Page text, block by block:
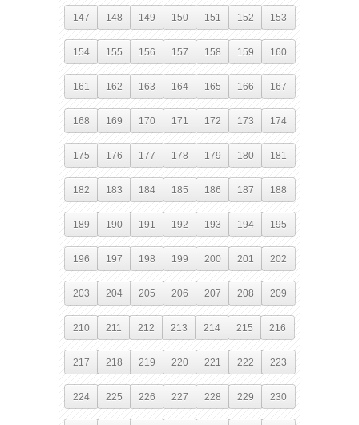
147 148 149 150 151 152 153
154 155 156 157 158 159 160
161 162 163 164 165 166 167
168 169 170 171 172 173 174
175 176 177 178 179 180 181
182 183 184 185 186 187 188
189 190 191 192 193 194 195
196 197 198 199 200 201 202
203 204 205 206 207 208 209
210 211 212 213 214 215 216
217 218 219 220 221 222 223
224 225 226 227 228 229 230